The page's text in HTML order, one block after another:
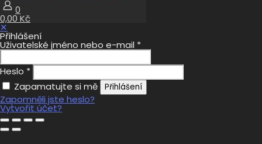
0
0,00 Kč
✕
Přihlášení
Uživatelské jméno nebo e-mail *
Heslo *
Zapamatujte si mě
Přihlášení
Zapomněli jste heslo?
Vytvořit účet?